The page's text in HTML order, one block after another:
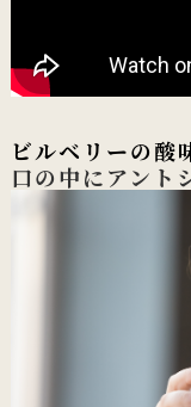
ビルベリーの酸
口の中にアント